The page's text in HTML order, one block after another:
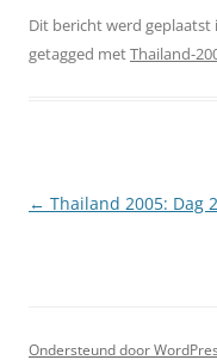
Dit bericht werd geplaatst
getagged metThailand-
Berichtnavigatie
← Thailand 2005: Dag 2
Ondersteund door